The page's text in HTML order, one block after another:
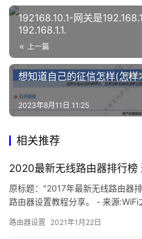
t
g
i
n
c
由
器
设
置
在路由器接通电源的情况
钟就可以令路由器恢复出厂设
注意：
厂设置后，路由器之前的数据
以上教程由“WiFi之家网”
192168.10.1-网关是
192.168.1.1.
上一篇
想知道自己的征信怎样(怎样
2023年8月11日 11:25
相关推荐
2020最新无线路由器排行榜
原标题："2017年最新无线路由器
路由器设置教程分享。 - 来源
路由器设置 2021年1月22日